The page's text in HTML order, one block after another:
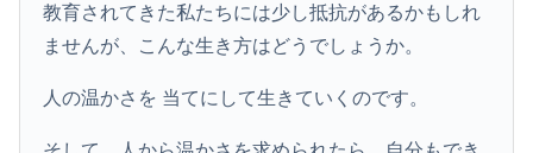
教育されてきた私たちには少し抵抗があるかもしれ
ませんが、こんな生き方はどうでしょうか。
人の温かさを 当てにして生きていくのです。